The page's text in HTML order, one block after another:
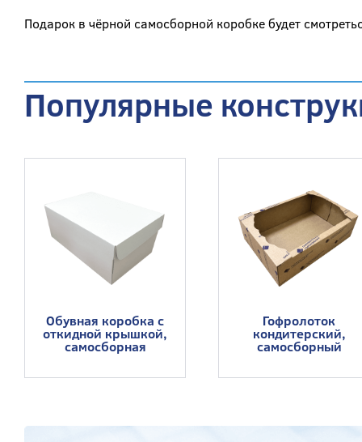
Подарок в чёрной самосборной коробке будет
Популярные
Обувная коробка с
откидной крышкой,
самосборная
Гофролоток
кондитерский,
самосборный